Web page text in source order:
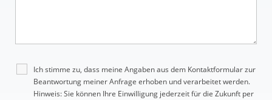
Ich stimme zu, dass meine Angaben aus dem Kontaktformular zur
Beantwortung meiner Anfrage erhoben und verarbeitet werden.
Hinweis: Sie können Ihre Einwilligung jederzeit für die Zukunft per